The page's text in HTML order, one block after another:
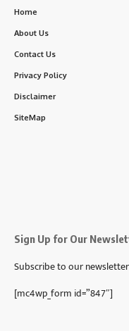
Home
About Us
Contact Us
Privacy Policy
Disclaimer
SiteMap
Sign Up for Our
Subscribe to our
[mc4wp_form id=”847″]